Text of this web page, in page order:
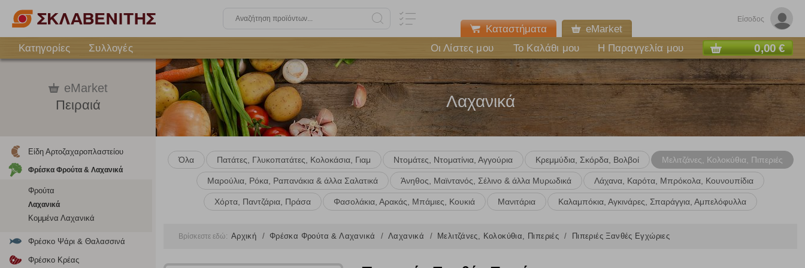
Είσοδος
Καταστήματα
eMarket
Κατηγορίες
Συλλογές Οι Λίστες μου Το Καλάθι μου Η Παραγγελία μου 0,00 €
eMarket
Πειραιά
Είδη Αρτοζαχαροπλαστείου
Φρέσκα Φρούτα & Λαχανικά
Φρούτα
Λαχανικά
Κομμένα Λαχανικά
Φρέσκο Ψάρι & Θαλασσινά
Φρέσκο Κρέας
Λαχανικά
Όλα Πατάτες, Γλυκοπατάτες, Κολοκάσια, Γιαμ Ντομάτες, Ντοματίνια, Αγγούρια Κρεμμύδια, Σκόρδα, Βολβοί Μελιτζάνες, Κολοκύθια, Πιπεριές
Μαρούλια, Ρόκα, Ραπανάκια & άλλα Σαλατικά Άνηθος, Μαϊντανός, Σέλινο & άλλα Μυρωδικά Λάχανα, Καρότα, Μπρόκολα, Κουνουπίδια
Χόρτα, Παντζάρια, Πράσα Φασολάκια, Αρακάς, Μπάμιες, Κουκιά Μανιτάρια Καλαμπόκια, Αγκινάρες, Σπαράγγια, Αμπελόφυλλα
Βρίσκεστε εδώ: Αρχική Φρέσκα Φρούτα & Λαχανικά Λαχανικά Μελιτζάνες, Κολοκύθια, Πιπεριές Πιπεριές Ξανθές Εγχώριες
Πολλαπλή αναζήτηση
κλικ στο κουμπί "Αναζήτηση". Θα εμφανιστούν αποτελέσματα από